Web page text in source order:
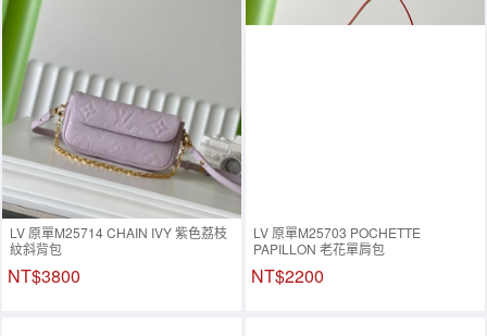
LV 原單M25714 CHAIN IVY 紫色荔枝
紋斜背包
NT$3800
LV 原單M25703 POCHETTE
PAPILLON 老花單肩包
NT$2200